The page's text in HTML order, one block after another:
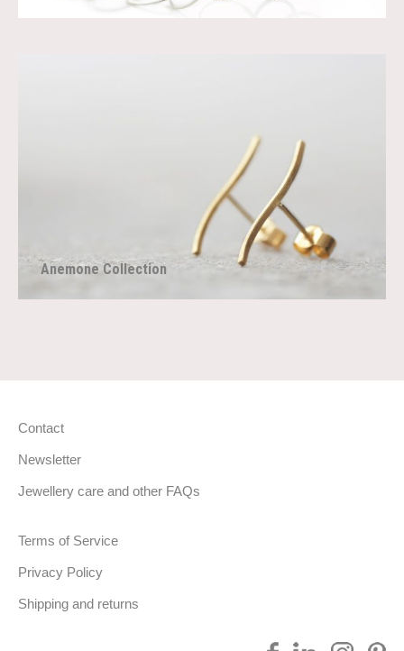
Anemone Collection
Contact
Newsletter
Jewellery care and other FAQs
Terms of Service
Privacy Policy
Shipping and returns